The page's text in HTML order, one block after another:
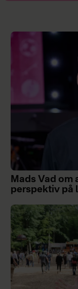
Mads Vad
perspektiv på